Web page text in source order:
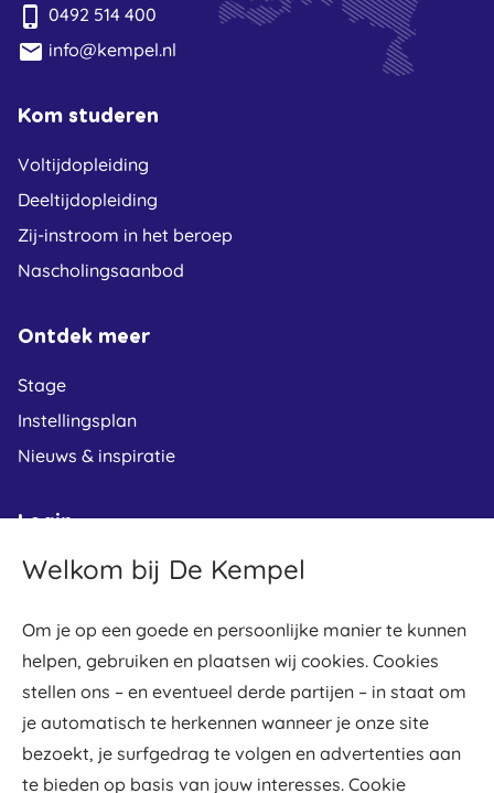
phone_iphone 0492 514 400
email info@kempel.nl
Kom studeren
Voltijdopleiding
Deeltijdopleiding
Zij-instroom in het beroep
Nascholingsaanbod
Ontdek meer
Stage
Instellingsplan
Nieuws & inspiratie
Login
Leerplein
Osiris docent
Gradework
Webmail
De Kempel werkt samen met
Welkom bij De Kempel
Om je op een goede en persoonlijke manier te kunnen
helpen, gebruiken en plaatsen wij cookies. Cookies
stellen ons – en eventueel derde partijen – in staat om
je automatisch te herkennen wanneer je onze site
bezoekt, je surfgedrag te volgen en advertenties aan
te bieden op basis van jouw interesses. Cookie